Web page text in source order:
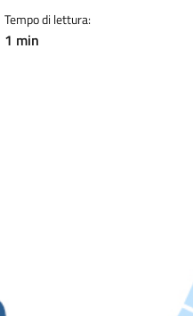
Tempo di lettura:
1 min